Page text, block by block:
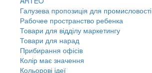
Галузева пропозиція для промисловості
Рабочее пространство ребенка
Товари для відділу маркетингу
Товари для нарад
Прибирання офісів
Колір має значення
Кольорові ідеї